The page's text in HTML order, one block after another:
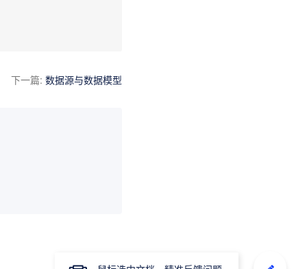
下一篇: 数据源与数据模型